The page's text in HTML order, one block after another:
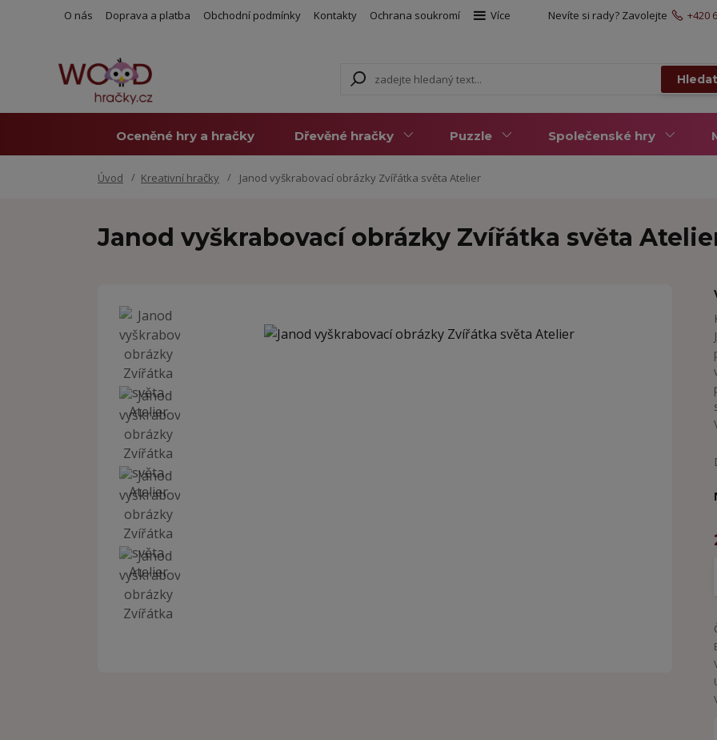
O nás Doprava a platba Obchodní podmínky Kontakty Ochrana soukromí Více
Hledat
Nevíte si rady? Zavolejte +420
Oceněné hry a hračky Dřevěné hračky Puzzle Společenské hry
Úvod Kreativní hračky Janod vyškrabovací obrázky Zvířátka světa Atelier
Janod vyškrabovací obrázky Zvířátka světa